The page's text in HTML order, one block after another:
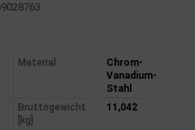
Material
Chrom-
Vanadium-
Stahl
Bruttogewicht
[kg]
11,042